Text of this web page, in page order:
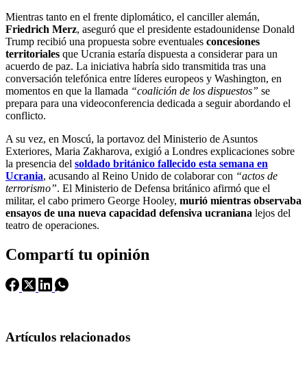
Mientras tanto en el frente diplomático, el canciller alemán,
Friedrich Merz, aseguró que el presidente estadounidense Donald
Trump recibió una propuesta sobre eventuales concesiones
territoriales que Ucrania estaría dispuesta a considerar para un
acuerdo de paz. La iniciativa habría sido transmitida tras una
conversación telefónica entre líderes europeos y Washington, en
momentos en que la llamada “coalición de los dispuestos” se
prepara para una videoconferencia dedicada a seguir abordando el
conflicto.
A su vez, en Moscú, la portavoz del Ministerio de Asuntos
Exteriores, Maria Zakharova, exigió a Londres explicaciones sobre
la presencia del soldado británico fallecido esta semana en
Ucrania, acusando al Reino Unido de colaborar con “actos de
terrorismo”. El Ministerio de Defensa británico afirmó que el
militar, el cabo primero George Hooley, murió mientras observaba
ensayos de una nueva capacidad defensiva ucraniana lejos del
teatro de operaciones.
Compartí tu opinión
Artículos relacionados